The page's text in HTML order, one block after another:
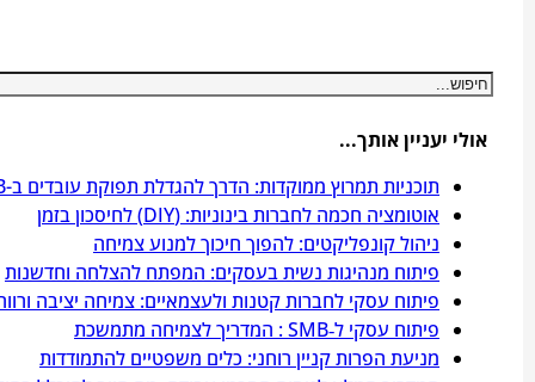
אולי יעניין אותך...
תוכניות תמרוץ ממוקדות: הדרך להגדלת תפוקת עובדים ב-SMB
אוטומציה חכמה לחברות בינוניות: (DIY) לחיסכון בזמן
ניהול קונפליקטים: להפוך חיכוך למנוע צמיחה
פיתוח מנהיגות נשית בעסקים: המפתח להצלחה וחדשנות
פיתוח עסקי לחברות קטנות ולעצמאיים: צמיחה יציבה
פיתוח עסקי ל‑SMB : המדריך לצמיחה מתמשכת
מניעת הפרות קניין רוחני: כלים משפטיים להתמודדות